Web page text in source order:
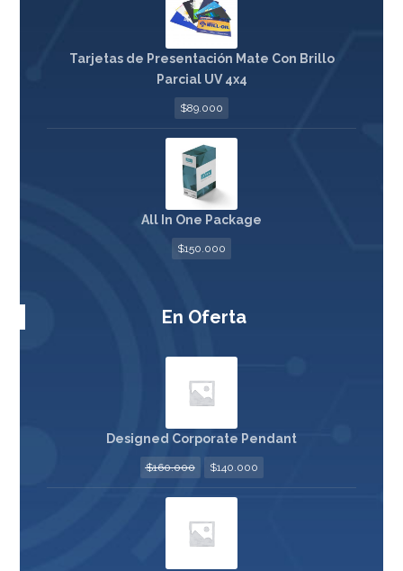
Tarjetas de Presentación Mate Con Brillo
Parcial UV 4x4
$89.000
All In One Package
$150.000
En Oferta
Designed Corporate Pendant
$160.000 $140.000